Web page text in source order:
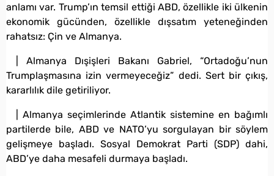
anlamı var. Trump’ın temsil ettiği ABD, özellikle iki ülkenin
ekonomik gücünden, özellikle dışsatım yeteneğinden
rahatsız: Çin ve Almanya.
| Almanya Dışişleri Bakanı Gabriel, “Ortadoğu’nun
Trumplaşmasına izin vermeyeceğiz” dedi. Sert bir çıkış,
kararlılık dile getiriliyor.
| Almanya seçimlerinde Atlantik sistemine en bağımlı
partilerde bile, ABD ve NATO’yu sorgulayan bir söylem
gelişmeye başladı. Sosyal Demokrat Parti (SDP) dahi,
ABD’ye daha mesafeli durmaya başladı.